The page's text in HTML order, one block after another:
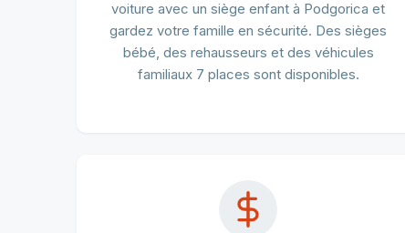
voiture avec un siège enfant à Podgorica et
gardez votre famille en sécurité. Des sièges
bébé, des rehausseurs et des véhicules
familiaux 7 places sont disponibles.